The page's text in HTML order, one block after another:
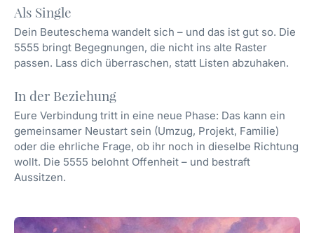
Als Single
Dein Beuteschema wandelt sich – und das ist gut so. Die
5555 bringt Begegnungen, die nicht ins alte Raster
passen. Lass dich überraschen, statt Listen abzuhaken.
In der Beziehung
Eure Verbindung tritt in eine neue Phase: Das kann ein
gemeinsamer Neustart sein (Umzug, Projekt, Familie)
oder die ehrliche Frage, ob ihr noch in dieselbe Richtung
wollt. Die 5555 belohnt Offenheit – und bestraft
Aussitzen.